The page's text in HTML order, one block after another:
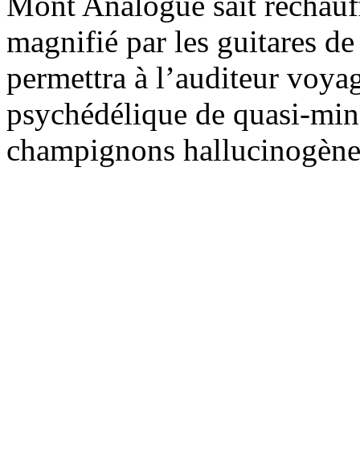
magnifié par les guitares
permettra à l’auditeur
psychédélique de quasi-
champignons